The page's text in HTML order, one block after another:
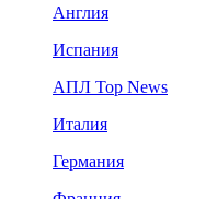
Англия
Испания
АПЛ Top News
Италия
Германия